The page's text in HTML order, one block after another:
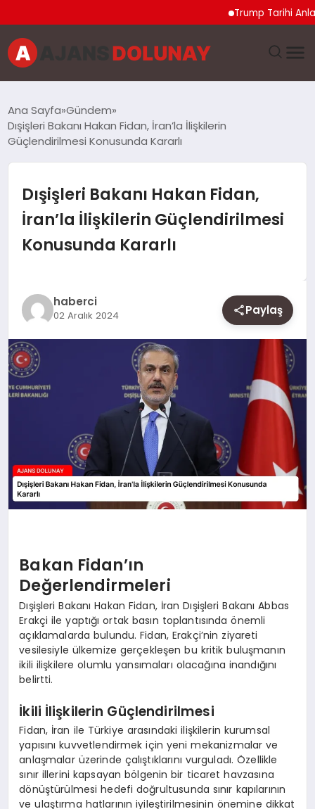
Trump Tarihi
EĞITIM
GENEL
GÜNCEL
SAĞLIK
SIYASET
SPOR
Ana Sayfa Gündem
Dışişleri Bakanı Hakan Fidan, İran’la İlişkilerin
Güçlendirilmesi Konusunda Kararlı
Dışişleri Bakanı Hakan Fidan,
İran’la İlişkilerin Güçlendirilmesi
Konusunda Kararlı
haberci
02 Aralık 2024 Paylaş
Bakan Fidan’ın
Değerlendirmeleri
Dışişleri Bakanı Hakan Fidan, İran Dışişleri Bakanı Abbas
Erakçi ile yaptığı ortak basın toplantısında önemli
açıklamalarda bulundu. Fidan, Erakçi’nin ziyareti
vesilesiyle ülkemize gerçekleşen bu kritik buluşmanın
ikili ilişkilere olumlu yansımaları olacağına inandığını
belirtti.
İkili İlişkilerin Güçlendirilmesi
Fidan, İran ile Türkiye arasındaki ilişkilerin kurumsal
yapısını kuvvetlendirmek için yeni mekanizmalar ve
anlaşmalar üzerinde çalıştıklarını vurguladı. Özellikle
sınır illerini kapsayan bölgenin bir ticaret havzasına
dönüştürülmesi hedefi doğrultusunda sınır kapılarının
ve ulaştırma hatlarının iyileştirilmesinin önemine dikkat